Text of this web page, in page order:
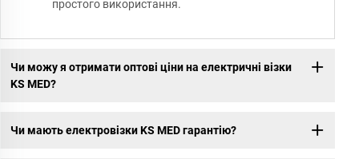
простого використання.
Чи можу я отримати оптові ціни на електричні візки
KS MED?
Чи мають електровізки KS MED гарантію?